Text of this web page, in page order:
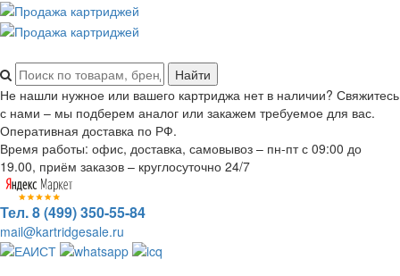
Не нашли нужное или вашего картриджа нет в наличии? Свяжитесь
с нами – мы подберем аналог или закажем требуемое для вас.
Оперативная доставка по РФ.
Время работы: офис, доставка, самовывоз – пн-пт с 09:00 до
19.00, приём заказов – круглосуточно 24/7
Тел. 8 (499) 350-55-84
mail@kartridgesale.ru